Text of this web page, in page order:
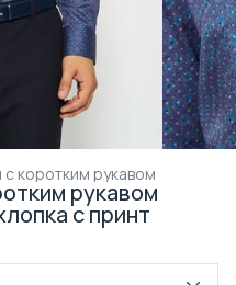
с коротким рукавом
рукавом
с принт